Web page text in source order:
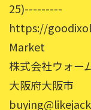
25)---------
https://
Market
株式会社ウォー
大阪府大阪市